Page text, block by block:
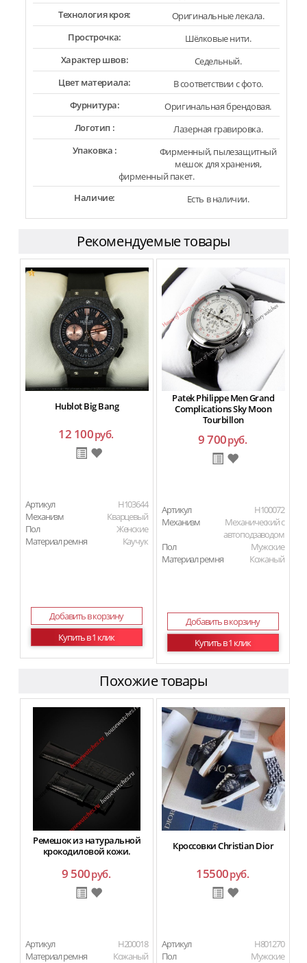
Технология кроя:
Оригинальные лекала.
Прострочка:
Шёлковые нити.
Характер швов:
Седельный.
Цвет материала:
В соответствии с фото.
Фурнитура:
Оригинальная брендовая.
Логотип :
Лазерная гравировка.
Упаковка :
Фирменный, пылезащитный
мешок для хранения,
фирменный пакет.
Наличие:
Есть в наличии.
Рекомендуемые товары
Hublot Big Bang
12 100руб.
Артикул
H103644
Механизм
Кварцевый
Пол
Женские
Материал ремня
Каучук
Добавить в корзину
Купить в 1 клик
Patek Philippe Men Grand
Complications Sky Moon
Tourbillon
9 700руб.
Артикул
H100072
Механизм
Механический с
автоподзаводом
Пол
Мужские
Материал ремня
Кожаный
Добавить в корзину
Купить в 1 клик
Похожие товары
Ремешок из натуральной
крокодиловой кожи.
9 500руб.
Артикул
H200018
Материал ремня
Кожаный
Кроссовки Christian Dior
15500руб.
Артикул
H801270
Пол
Мужские